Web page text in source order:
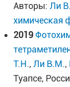
Авторы:Ли
химическая
2019
Т.Н.,Ли В.М.,
Туапсе,